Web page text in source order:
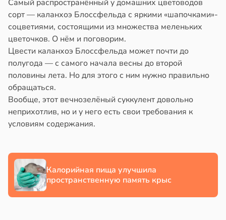
Самый распространённый у домашних цветоводов
сорт — каланхоэ Блоссфельда с яркими «шапочками»-
соцветиями, состоящими из множества меленьких
цветочков. О нём и поговорим.
Цвести каланхоэ Блоссфельда может почти до
полугода — с самого начала весны до второй
половины лета. Но для этого с ним нужно правильно
обращаться.
Вообще, этот вечнозелёный суккулент довольно
неприхотлив, но и у него есть свои требования к
условиям содержания.
Калорийная пища улучшила
пространственную память крыс